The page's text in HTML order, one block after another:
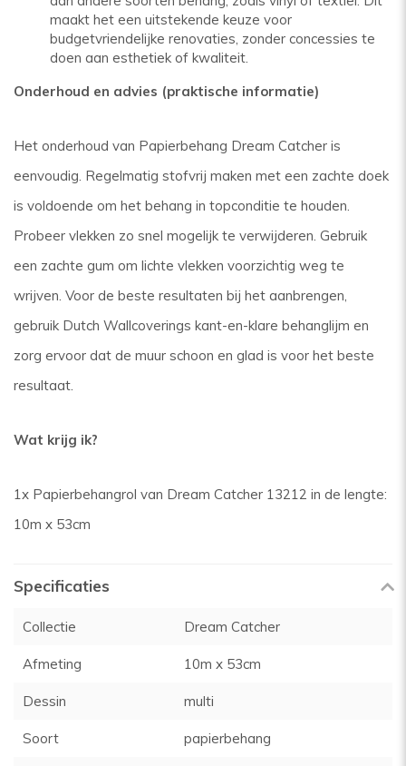
maakt het een uitstekende keuze voor
budgetvriendelijke renovaties, zonder concessies te
doen aan esthetiek of kwaliteit.
Onderhoud en advies (praktische informatie)
Het onderhoud van Papierbehang Dream Catcher is
eenvoudig. Regelmatig stofvrij maken met een zachte doek
is voldoende om het behang in topconditie te houden.
Probeer vlekken zo snel mogelijk te verwijderen. Gebruik
een zachte gum om lichte vlekken voorzichtig weg te
wrijven. Voor de beste resultaten bij het aanbrengen,
gebruik Dutch Wallcoverings kant-en-klare behanglijm en
zorg ervoor dat de muur schoon en glad is voor het beste
resultaat.
Wat krijg ik?
1x Papierbehangrol van Dream Catcher 13212 in de lengte:
10m x 53cm
Specificaties
Collectie Dream Catcher
Afmeting 10m x 53cm
Dessin multi
Soort papierbehang